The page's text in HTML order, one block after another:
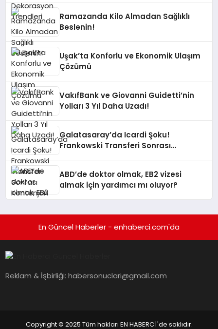
Ramazanda Kilo Almadan Sağlıklı
Beslenin!
Uşak’ta Konforlu ve Ekonomik Ulaşım
Çözümü
VakıfBank ve Giovanni Guidetti’nin
Yolları 3 Yıl Daha Uzadı!
Galatasaray’da Icardi Şoku!
Frankowski Transferi Sonrası
ABD’de doktor olmak, EB2 vizesi
almak için yardımcı mı oluyor?
En Güncel Haberler - enhaberci.com'da
Reklam & İşbirliği:habersonuclari@gmail.com
Copyright © 2025 Tüm hakları EN HABERCİ 'de saklıdır.